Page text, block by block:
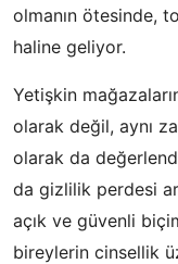
olmanın ötesinde,
haline geliyor.
Yetişkin
olarak değil, aynı
olarak da
da gizlilik perdesi
açık ve güvenli
bireylerin cinsellik